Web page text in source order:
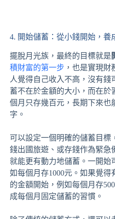
4. 開始儲蓄：從小錢開始，養
擺脫月光族，最終的目標就是
積財富的第一步 ，也是實現財
人覺得自己收入不高，沒有錢
蓄不在於金額的大小，而在於
個月只存幾百元，長期下來也
字。
可以設定一個明確的儲蓄目標
錢出國旅遊、或存錢作為緊急
就能更有動力地儲蓄。一開始
如每個月存1000元。如果覺得
的金額開始，例如每個月存
成每個月固定儲蓄的習慣。